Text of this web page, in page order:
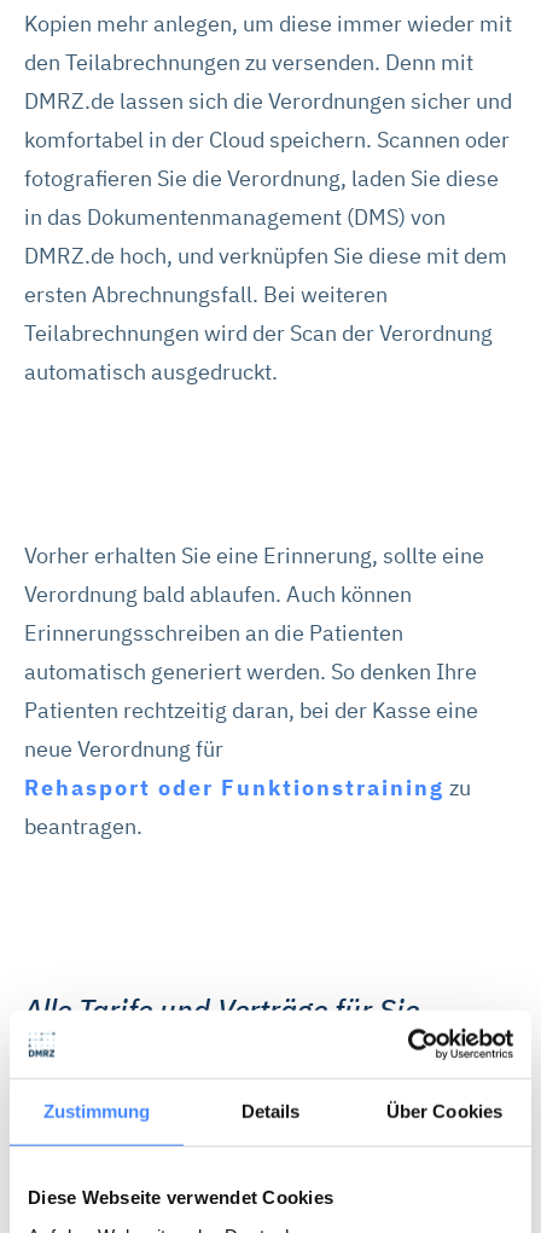
Zustimmung Details Über Cookies
Diese Webseite verwendet Cookies
Kopien mehr anlegen, um diese immer wieder mit
den Teilabrechnungen zu versenden. Denn mit
DMRZ.de lassen sich die Verordnungen sicher und
komfortabel in der Cloud speichern. Scannen oder
fotografieren Sie die Verordnung, laden Sie diese
in das Dokumentenmanagement (DMS) von
DMRZ.de hoch, und verknüpfen Sie diese mit dem
ersten Abrechnungsfall. Bei weiteren
Teilabrechnungen wird der Scan der Verordnung
automatisch ausgedruckt.
Vorher erhalten Sie eine Erinnerung, sollte eine
Verordnung bald ablaufen. Auch können
Erinnerungsschreiben an die Patienten
automatisch generiert werden. So denken Ihre
Patienten rechtzeitig daran, bei der Kasse eine
neue Verordnung für
Rehasport oder Funktionstraining zu
beantragen.
Alle Tarife und Verträge für Sie
hinterlegt
Rechnen Sie über DMRZ.de mit den
Kassen ab, brauchen Sie die neuesten
pflegen Ihre Vergütungsvereinbarungen